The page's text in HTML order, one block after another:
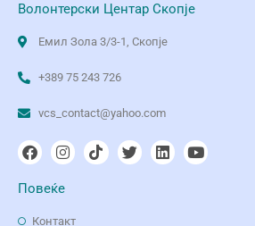
Волонтерски Центар Скопје
Емил Зола 3/3-1, Скопје
+389 75 243 726
vcs_contact@yahoo.com
Повеќе
Контакт